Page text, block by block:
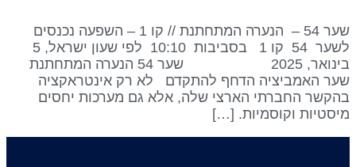
שער 54 – הנערה המתחתנת // קו 1 – השפעה נכנסים
לשער 54 קו 1 בסביבות 10:10 לפי שעון ישראל, 5
בינואר, 2025 שער 54 הנערה המתחתנת
האמביציה הדחף להתקדם לא רק אינטראקציה
החברתי הארצי שלה, אלא גם מערכות יחסים
וקוסמיות. […]